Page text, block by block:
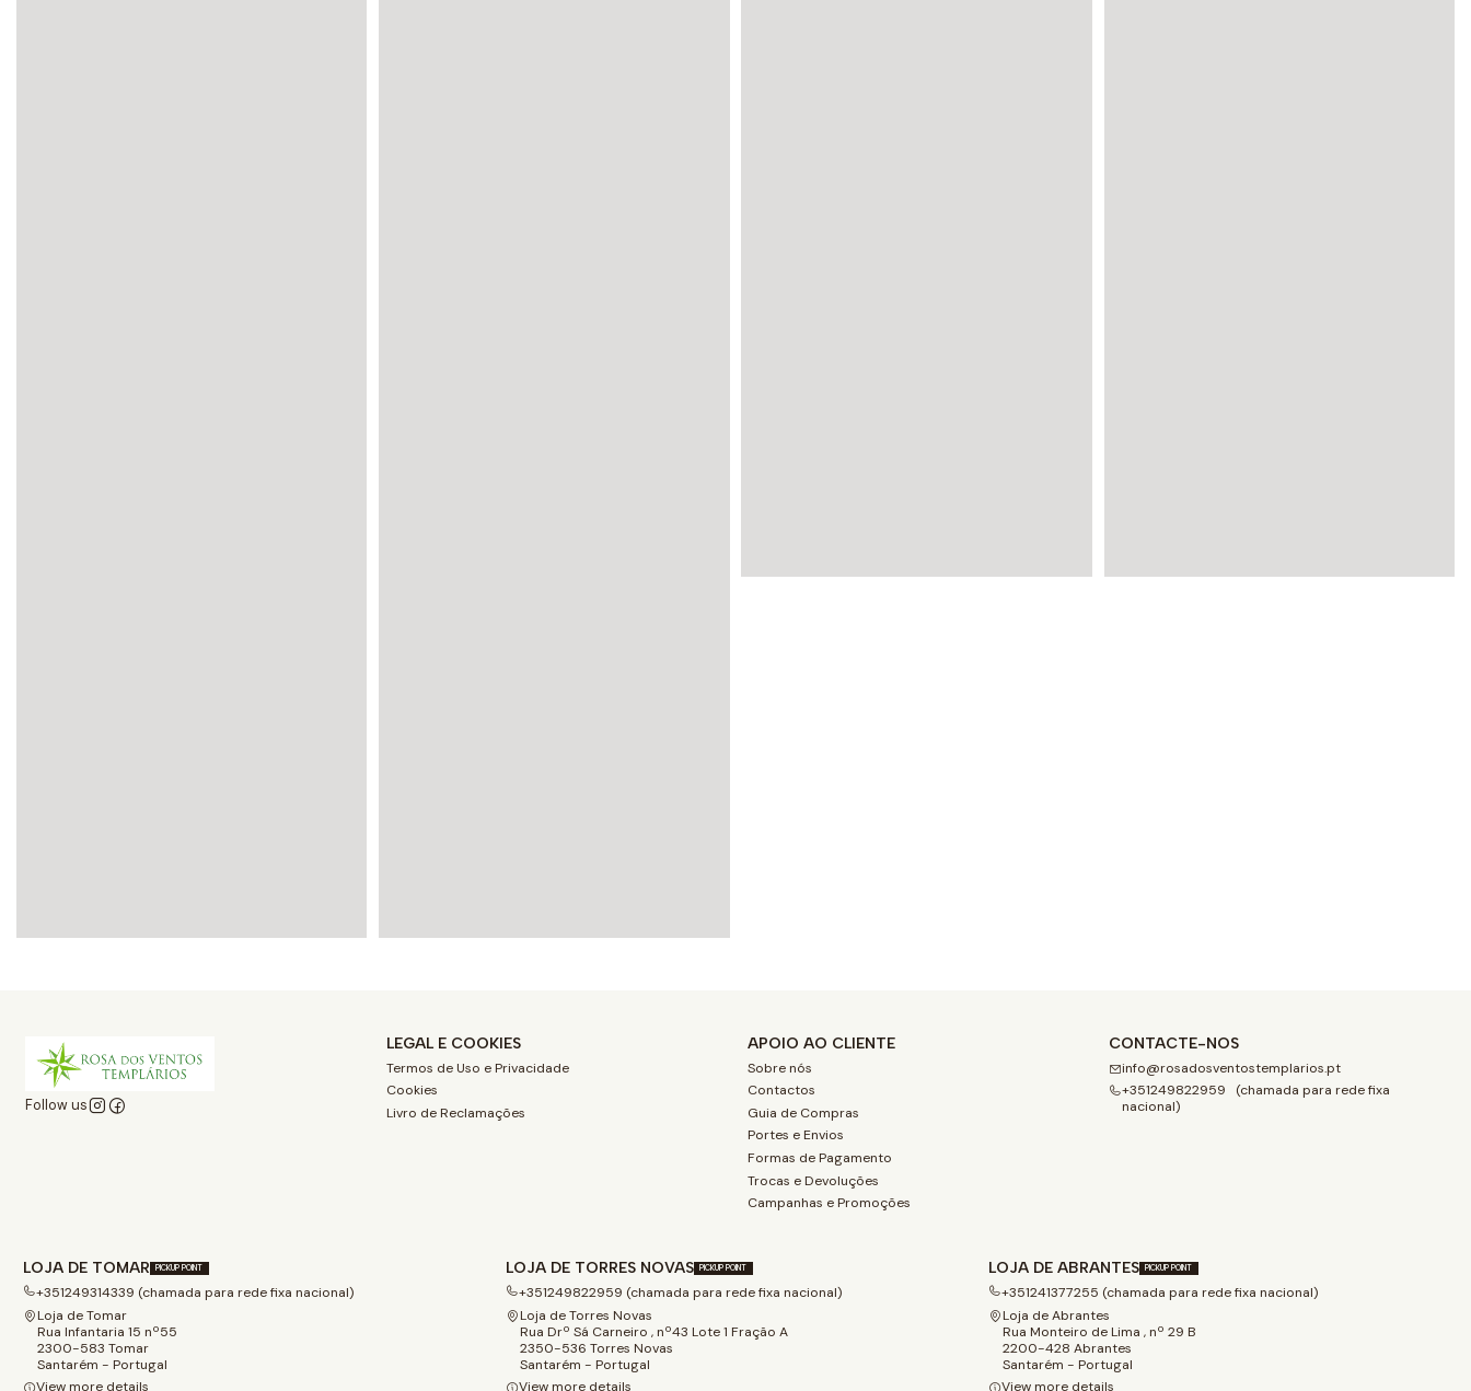
Follow us
LEGAL E COOKIES
Termos de Uso e Privacidade
Cookies
Livro de Reclamações
APOIO AO CLIENTE
Sobre nós
Contactos
Guia de Compras
Portes e Envios
Formas de Pagamento
Trocas e Devoluções
Campanhas e Promoções
CONTACTE-NOS
info@rosadosventostemplarios.pt
+351249822959 (chamada para rede fixa
nacional)
LOJA DE TOMAR PICKUP POINT
+351249314339 (chamada para rede fixa nacional)
Loja de Tomar
Rua Infantaria 15 nº55
2300-583 Tomar
Santarém - Portugal
View more details
LOJA DE TORRES NOVAS PICKUP POINT
+351249822959 (chamada para rede fixa nacional)
Loja de Torres Novas
Rua Drº Sá Carneiro , nº43 Lote 1 Fração A
2350-536 Torres Novas
Santarém - Portugal
View more details
LOJA DE ABRANTES PICKUP POINT
+351241377255 (chamada para rede fixa nacional)
Loja de Abrantes
Rua Monteiro de Lima , nº 29 B
2200-428 Abrantes
Santarém - Portugal
View more details